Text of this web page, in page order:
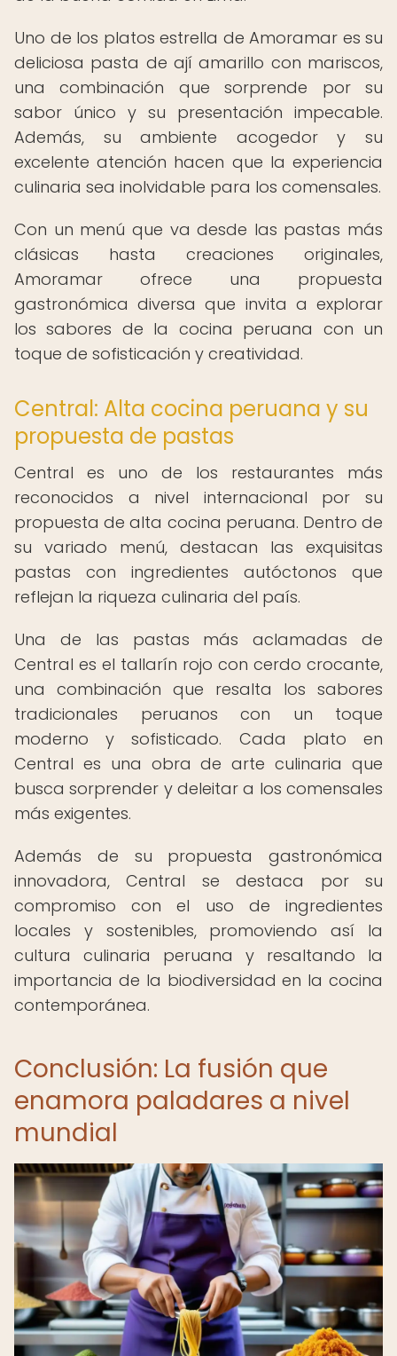
Uno de los platos estrella de Amoramar es su
deliciosa pasta de ají amarillo con mariscos,
una combinación que sorprende por su
sabor único y su presentación impecable.
Además, su ambiente acogedor y su
excelente atención hacen que la experiencia
culinaria sea inolvidable para los comensales.
Con un menú que va desde las pastas más
clásicas hasta creaciones originales,
Amoramar ofrece una propuesta
gastronómica diversa que invita a explorar
los sabores de la cocina peruana con un
toque de sofisticación y creatividad.
Central: Alta cocina peruana y su
propuesta de pastas
Central es uno de los restaurantes más
reconocidos a nivel internacional por su
propuesta de alta cocina peruana. Dentro de
su variado menú, destacan las exquisitas
pastas con ingredientes autóctonos que
reflejan la riqueza culinaria del país.
Una de las pastas más aclamadas de
Central es el tallarín rojo con cerdo crocante,
una combinación que resalta los sabores
tradicionales peruanos con un toque
moderno y sofisticado. Cada plato en
Central es una obra de arte culinaria que
busca sorprender y deleitar a los comensales
más exigentes.
Además de su propuesta gastronómica
innovadora, Central se destaca por su
compromiso con el uso de ingredientes
locales y sostenibles, promoviendo así la
cultura culinaria peruana y resaltando la
importancia de la biodiversidad en la cocina
contemporánea.
Conclusión: La fusión que
enamora paladares a nivel
mundial